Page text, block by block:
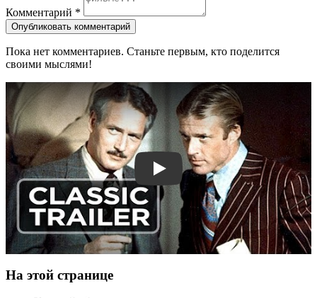
Комментарий *
Опубликовать комментарий
Пока нет комментариев. Станьте первым, кто поделится
своими мыслями!
Смотреть трейлер
На этой странице